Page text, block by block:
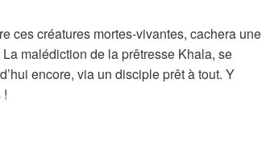
ces créatures mortes-vivantes, cachera une
malédiction de la prêtresse Khala, se
encore, via un disciple prêt à tout. Y
!